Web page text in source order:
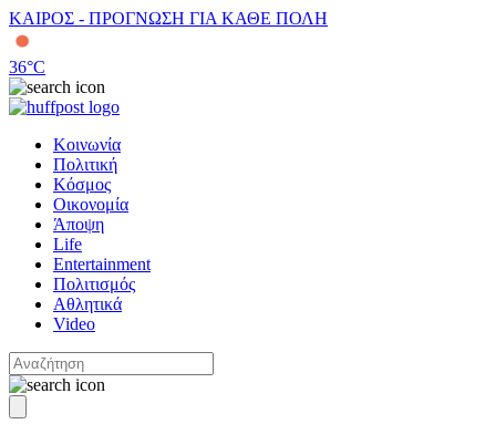
ΚΑΙΡΟΣ - ΠΡΟΓΝΩΣΗ ΓΙΑ ΚΑΘΕ ΠΟΛΗ
36°C
Κοινωνία
Πολιτική
Κόσμος
Οικονομία
Άποψη
Life
Entertainment
Πολιτισμός
Αθλητικά
Video